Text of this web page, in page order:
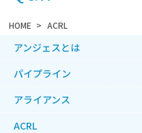
HOME ACRL
アンジェスとは
パイプライン
アライアンス
ACRL